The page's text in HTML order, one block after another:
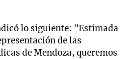
lo siguiente: "Estimada
de las
de Mendoza, queremos